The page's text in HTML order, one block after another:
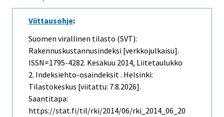
Viittausohje:
Suomen virallinen tilasto (SVT):
Rakennuskustannusindeksi [verkkojulkaisu].
ISSN=1795-4282. Kesäkuu 2014, Liitetaulukko
2. Indeksiehto-osaindeksit . Helsinki:
Tilastokeskus [viitattu: 7.8.2026].
Saantitapa:
https://stat.fi/til/rki/2014/06/rki_2014_06_20